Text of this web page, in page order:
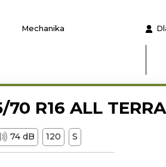
Mechanika
R16 ALL
74 dB 120 S